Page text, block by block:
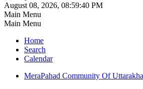
August 08, 2026, 08:59:40 PM
Main Menu
Main Menu
Home
Search
Calendar
MeraPahad Community Of